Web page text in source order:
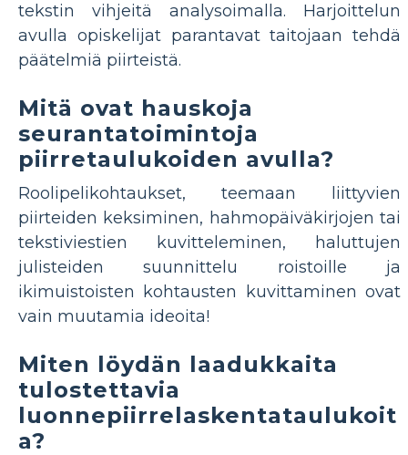
tekstin vihjeitä analysoimalla. Harjoittelun
avulla opiskelijat parantavat taitojaan tehdä
päätelmiä piirteistä.
Mitä ovat hauskoja
seurantatoimintoja
piirretaulukoiden avulla?
Roolipelikohtaukset, teemaan liittyvien
piirteiden keksiminen, hahmopäiväkirjojen tai
tekstiviestien kuvitteleminen, haluttujen
julisteiden suunnittelu roistoille ja
ikimuistoisten kohtausten kuvittaminen ovat
vain muutamia ideoita!
Miten löydän laadukkaita
tulostettavia
luonnepiirrelaskentataulukoit
a?